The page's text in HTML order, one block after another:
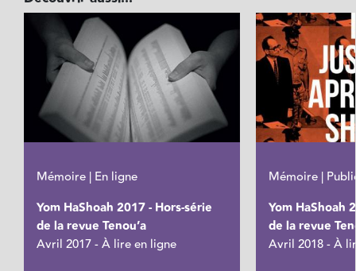
Mémoire | En ligne
Yom HaShoah 2017 - Hors-série
de la revue Tenou’a
Avril 2017 - À lire en ligne
Mémoire |
Yom HaShoah
de la revue
Avril 2018 - À